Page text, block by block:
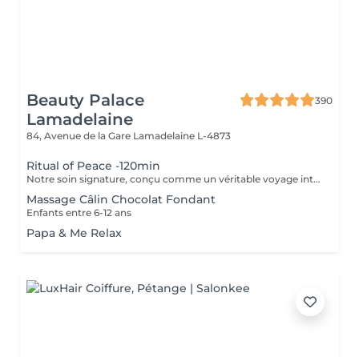
Beauty Palace
Lamadelaine
390
84, Avenue de la Gare Lamadelaine L-4873
Ritual of Peace -120min
Notre soin signature, conçu comme un véritable voyage intérieur de deux heures. Ce rituel associe un massage profond et intuitif du cuir chevelu, de la nuque et des épaules, à des temps de recentrage, de respiration et d'aromathérapie. Les soins capillaires nourrissants et les gestes lents permettent une reconnexion complète avec soi-même. Idéal pour les personnes en quête d'apaisement durable, ce soin libère les tensions profondes, relance l'énergie vitale et procure une paix intérieure durable. Les cheveux sont délicatement séchés à la fin de la séance, pour une sortie pleine de grâce et d'harmonie.
Massage Câlin Chocolat Fondant
Enfants entre 6-12 ans
Papa & Me Relax